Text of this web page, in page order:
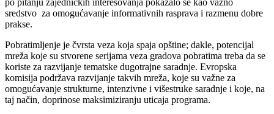
sredstvo za omogućavanje informativnih rasprava i razmenu dobre
prakse.
Pobratimljenje je čvrsta veza koja spaja opštine; dakle, potencijal
mreža koje su stvorene serijama veza gradova pobratima treba da se
koriste za razvijanje tematske dugotrajne saradnje. Evropska
komisija podržava razvijanje takvih mreža, koje su važne za
omogućavanje strukturne, intenzivne i višestruke saradnje i koje, na
taj način, doprinose maksimiziranju uticaja programa.